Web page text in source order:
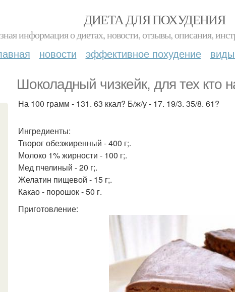
ДИЕТА ДЛЯ ПОХУДЕНИЯ
информация о диетах, новости, отзывы, описания,
новости эффективное похудение
Шоколадный чизкейк, для тех кто
На 100 грамм - 131. 63 ккал? Б/ж/у - 17. 19/3. 35/8. 61?
Ингредиенты:
Творог обезжиренный - 400 г;.
Молоко 1% жирности - 100 г;.
Мед пчелиный - 20 г;.
Желатин пищевой - 15 г;.
Какао - порошок - 50 г.
Приготовление: